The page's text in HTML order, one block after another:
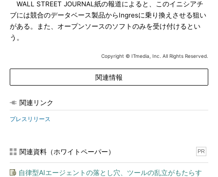
WALL STREET JOURNAL紙の報道によると、このイニシアチ
ブには競合のデータベース製品からIngresに乗り換えさせる狙い
がある。また、オープンソースのソフトのみを受け付けるとい
う。
Copyright © ITmedia, Inc. All Rights Reserved.
関連情報
関連リンク
プレスリリース
関連資料（ホワイトペーパー） PR
自律型AIエージェントの落とし穴、ツールの乱立がもたらす